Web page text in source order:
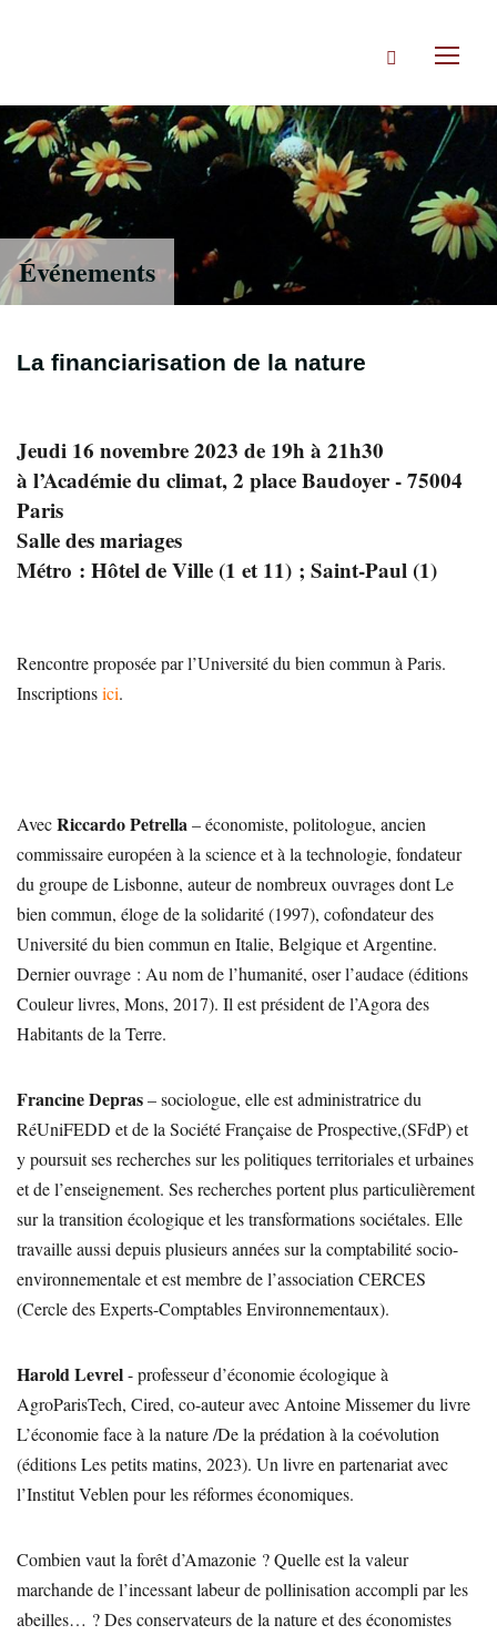
Rechercher
Événements
La financiarisation de la nature
Jeudi 16 novembre 2023 de 19h à 21h30
à l’Académie du climat, 2 place Baudoyer - 75004
Paris
Salle des mariages
Métro : Hôtel de Ville (1 et 11) ; Saint-Paul (1)
Rencontre proposée par l’Université du bien commun à Paris.
Inscriptionsici.
AvecRiccardo Petrella– économiste, politologue, ancien
commissaire européen à la science et à la technologie, fondateur
du groupe de Lisbonne, auteur de nombreux ouvrages dont Le
bien commun, éloge de la solidarité (1997), cofondateur des
Université du bien commun en Italie, Belgique et Argentine.
Dernier ouvrage : Au nom de l’humanité, oser l’audace (éditions
Couleur livres, Mons, 2017). Il est président de l’Agora des
Habitants de la Terre.
Francine Depras– sociologue, elle est administratrice du
RéUniFEDD et de la Société Française de Prospective,(SFdP) et
y poursuit ses recherches sur les politiques territoriales et urbaines
et de l’enseignement. Ses recherches portent plus particulièrement
sur la transition écologique et les transformations sociétales. Elle
travaille aussi depuis plusieurs années sur la comptabilité socio-
environnementale et est membre de l’association CERCES
(Cercle des Experts-Comptables Environnementaux).
Harold Levrel- professeur d’économie écologique à
AgroParisTech, Cired, co-auteur avec Antoine Missemer du livre
L’économie face à la nature /De la prédation à la coévolution
(éditions Les petits matins, 2023). Un livre en partenariat avec
l’Institut Veblen pour les réformes économiques.
Combien vaut la forêt d’Amazonie ? Quelle est la valeur
marchande de l’incessant labeur de pollinisation accompli par les
abeilles… ? Des conservateurs de la nature et des économistes